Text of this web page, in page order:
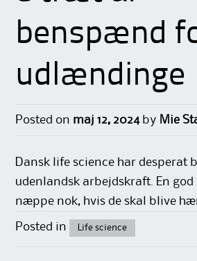
benspænd
udlændinge
Posted on maj 12, 2024by Mie
Dansk life science har desperat
udenlandsk arbejdskraft. En
næppe nok, hvis de skal blive
Posted in Life science